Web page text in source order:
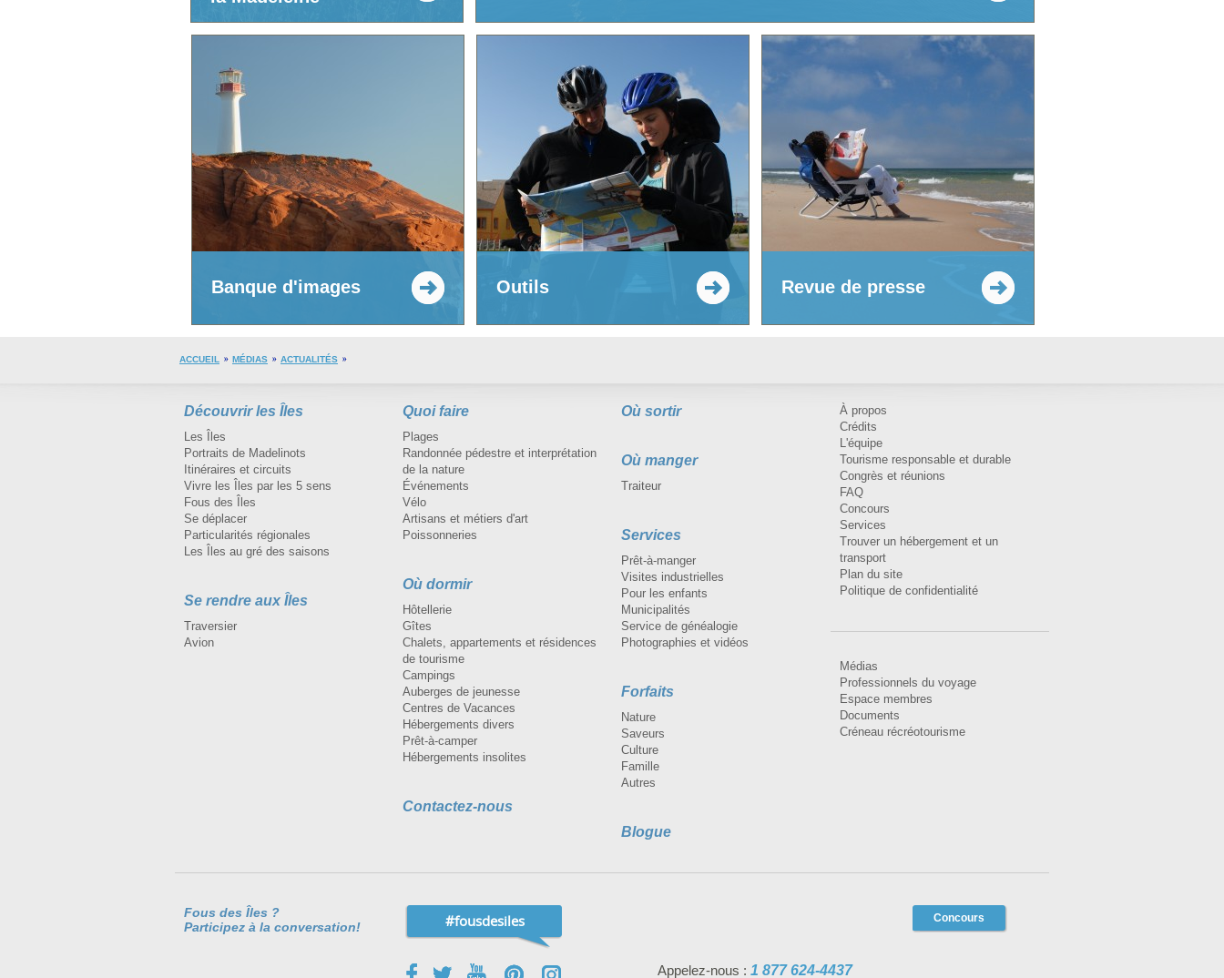
Banque d'images Outils Revue de presse
ACCUEIL MÉDIAS ACTUALITÉS
Découvrir les Îles
Les Îles
Portraits de Madelinots
Itinéraires et circuits
Vivre les Îles par les 5 sens
Fous des Îles
Se déplacer
Particularités régionales
Les Îles au gré des saisons
Se rendre aux Îles
Traversier
Avion
Quoi faire
Plages
Randonnée pédestre et interprétation
de la nature
Événements
Vélo
Artisans et métiers d'art
Poissonneries
Où dormir
Hôtellerie
Gîtes
Chalets, appartements et résidences
de tourisme
Campings
Auberges de jeunesse
Centres de Vacances
Hébergements divers
Prêt-à-camper
Hébergements insolites
Contactez-nous
Où sortir
Où manger
Traiteur
Services
Prêt-à-manger
Visites industrielles
Pour les enfants
Municipalités
Service de généalogie
Photographies et vidéos
Forfaits
Nature
Saveurs
Culture
Famille
Autres
Blogue
À propos
Crédits
L'équipe
Tourisme responsable et durable
Congrès et réunions
FAQ
Concours
Services
Trouver un hébergement et un
transport
Plan du site
Politique de confidentialité
Médias
Professionnels du voyage
Espace membres
Documents
Créneau récréotourisme
Fous des Îles ?
Participez à la conversation!
#fousdesiles Concours
Appelez-nous : 1 877 624-4437